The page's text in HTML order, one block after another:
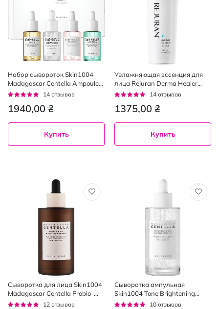
Набор сывороток Skin1004
Madagascar Centella Ampoule
Kit 4 шт. x 30 мл
Рейтинг:
14 отзывов
1940,00 ₴
Купить
Увлажняющая эссенция для
лица Rejuran Derma Healer
Treatment Essence 70 г
Рейтинг:
14 отзывов
1375,00 ₴
Купить
Сыворотка для лица Skin1004
Madagascar Centella Probio-
Cica Intensive Ampoule с
Рейтинг:
12 отзывов
Сыворотка ампульная
Skin1004 Tone Brightening
Capsule Ampoule с экстрактом
Рейтинг:
10 отзывов